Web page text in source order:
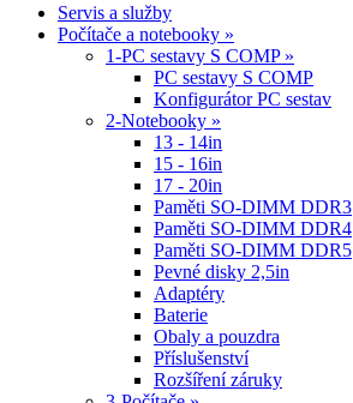
Servis a služby
Počítače a notebooky »
1-PC sestavy S COMP »
PC sestavy S COMP
Konfigurátor PC sestav
2-Notebooky »
13 - 14in
15 - 16in
17 - 20in
Paměti SO-DIMM DDR3
Paměti SO-DIMM DDR4
Paměti SO-DIMM DDR5
Pevné disky 2,5in
Adaptéry
Baterie
Obaly a pouzdra
Příslušenství
Rozšíření záruky